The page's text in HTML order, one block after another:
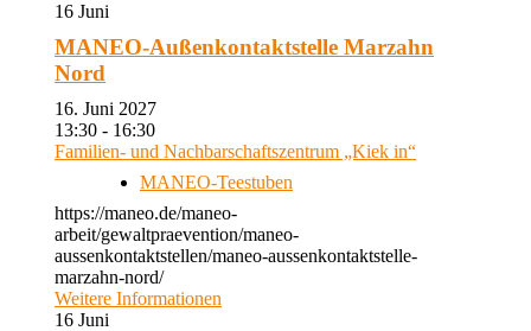
16 Juni
MANEO-Außenkontaktstelle Marzahn
Nord
16. Juni 2027
13:30 - 16:30
Familien- und Nachbarschaftszentrum „Kiek in“
MANEO-Teestuben
https://maneo.de/maneo-
arbeit/gewaltpraevention/maneo-
aussenkontaktstellen/maneo-aussenkontaktstelle-
marzahn-nord/
Weitere Informationen
16 Juni